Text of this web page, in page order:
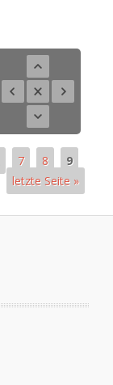
7 8
9
letzte Seite »